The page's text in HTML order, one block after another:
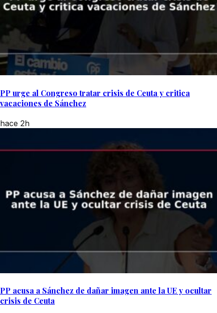
PP urge al Congreso tratar crisis de Ceuta y critica
vacaciones de Sánchez
hace 2h
PP acusa a Sánchez de dañar imagen ante la UE y ocultar
crisis de Ceuta